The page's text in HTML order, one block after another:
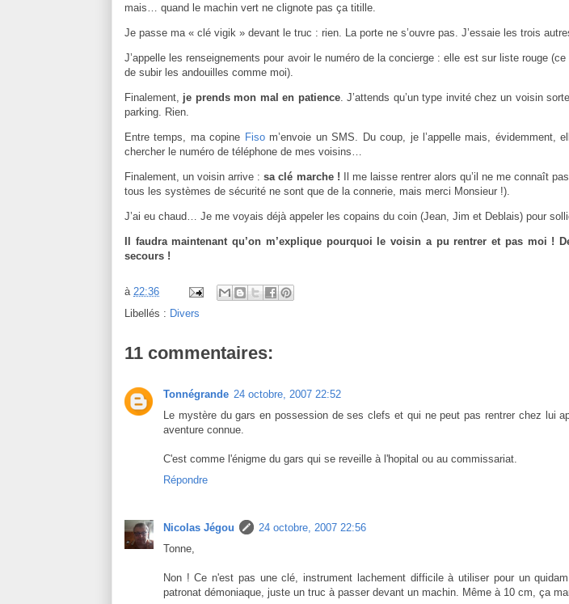
mais… quand le machin vert ne clignote pas ça titille.
Je passe ma « clé vigik » devant le truc : rien. La porte ne s’ouvre pas. J’essaie les trois
J’appelle les renseignements pour avoir le numéro de la concierge : elle est sur liste rouge
de subir les andouilles comme moi).
Finalement, je prends mon mal en patience. J’attends qu’un type invité chez un voisin
parking. Rien.
Entre temps, ma copine Fisom’envoie un SMS. Du coup, je l’appelle mais, évidemment,
chercher le numéro de téléphone de mes voisins…
Finalement, un voisin arrive :sa clé marche ! Il me laisse rentrer alors qu’il ne me connaît
tous les systèmes de sécurité ne sont que de la connerie, mais merci Monsieur !).
J’ai eu chaud… Je me voyais déjà appeler les copains du coin (Jean, Jim et Deblais) pour
Il faudra maintenant qu’on m’explique pourquoi le voisin a pu rentrer et pas moi !
secours !
à 22:36
Libellés : Divers
11 commentaires:
Tonnégrande 24 octobre, 2007 22:52
Le mystère du gars en possession de ses clefs et qui ne peut pas rentrer chez lui
aventure connue.
C'est comme l'énigme du gars qui se reveille à l'hopital ou au commissariat.
Répondre
Nicolas Jégou
24 octobre, 2007 22:56
Tonne,
Non ! Ce n'est pas une clé, instrument lachement difficile à utiliser pour un
patronat démoniaque, juste un truc à passer devant un machin. Même à 10 cm, ça